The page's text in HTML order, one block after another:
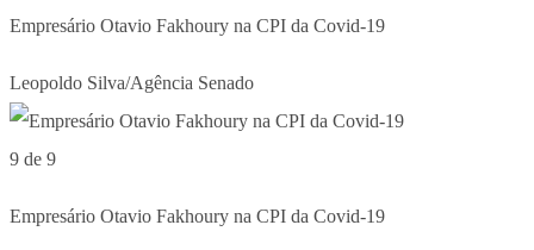
Empresário Otavio Fakhoury na CPI da Covid-19
Leopoldo Silva/Agência Senado
9 de 9
Empresário Otavio Fakhoury na CPI da Covid-19